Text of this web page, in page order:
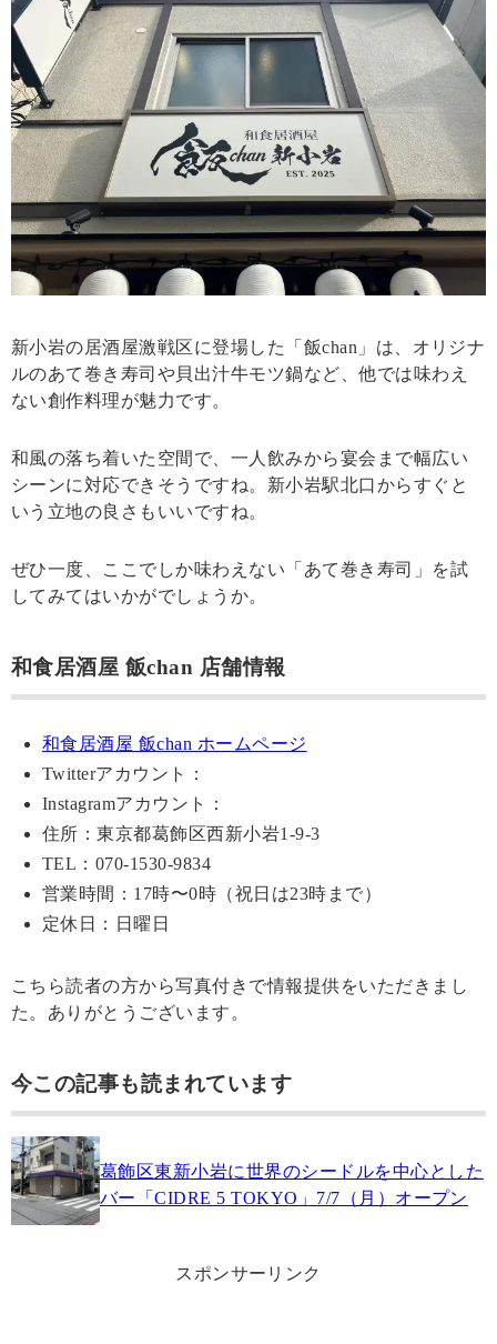
新小岩の居酒屋激戦区に登場した「飯chan」は、オリジナ
ルのあて巻き寿司や貝出汁牛モツ鍋など、他では味わえ
ない創作料理が魅力です。
和風の落ち着いた空間で、一人飲みから宴会まで幅広い
シーンに対応できそうですね。新小岩駅北口からすぐと
いう立地の良さもいいですね。
ぜひ一度、ここでしか味わえない「あて巻き寿司」を試
してみてはいかがでしょうか。
和食居酒屋 飯chan 店舗情報
和食居酒屋 飯chan ホームページ
Twitterアカウント：
Instagramアカウント：
住所：東京都葛飾区西新小岩1-9-3
TEL：070-1530-9834
営業時間：17時〜0時（祝日は23時まで）
定休日：日曜日
こちら読者の方から写真付きで情報提供をいただきまし
た。ありがとうございます。
今この記事も読まれています
葛飾区東新小岩に世界のシードルを中心とした
バー「CIDRE 5 TOKYO」7/7（月）オープン
スポンサーリンク